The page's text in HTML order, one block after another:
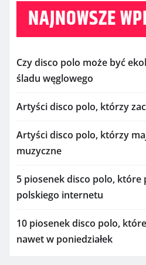
NAJNOWSZE
Czy disco polo może być
śladu węglowego
Artyści disco polo, którzy
Artyści disco polo, którzy
muzyczne
5 piosenek disco polo, które
polskiego internetu
10 piosenek disco polo,
nawet w poniedziałek